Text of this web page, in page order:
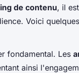
de contenu, il
Voici
fondamental. Les
ainsi